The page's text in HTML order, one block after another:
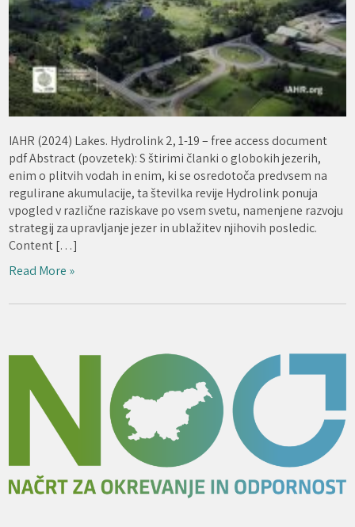
IAHR (2024) Lakes. Hydrolink 2, 1-19 – free access document
pdf Abstract (povzetek): S štirimi članki o globokih jezerih,
enim o plitvih vodah in enim, ki se osredotoča predvsem na
regulirane akumulacije, ta številka revije Hydrolink ponuja
vpogled v različne raziskave po vsem svetu, namenjene razvoju
strategij za upravljanje jezer in ublažitev njihovih posledic.
Content […]
Read More »